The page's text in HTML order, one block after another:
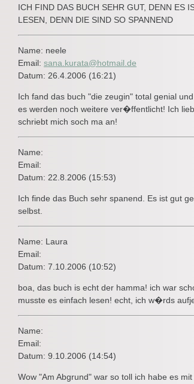
ICH FIND DAS BUCH SEHR GUT, DENN ES
LESEN, DENN DIE SIND SO SPANNEND
Name: neele
Email: sana.kurata@hotmail.de
Datum: 26.4.2006 (16:21)
Ich fand das buch "die zeugin" total genial
es werden noch weitere ver�ffentlicht! Ich
schriebt mich soch ma an!
Name:
Email:
Datum: 22.8.2006 (15:53)
Ich finde das Buch sehr spanend. Es ist gut
selbst.
Name: Laura
Email:
Datum: 7.10.2006 (10:52)
boa, das buch is echt der hamma! ich war
musste es einfach lesen! echt, ich w�rds
Name:
Email:
Datum: 9.10.2006 (14:54)
Wow "Am Abgrund" war so toll ich habe es